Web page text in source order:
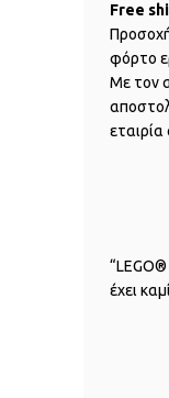
Free
φόρτο
Με τον
έχει